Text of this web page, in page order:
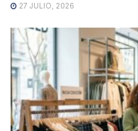
27 JULIO, 2026